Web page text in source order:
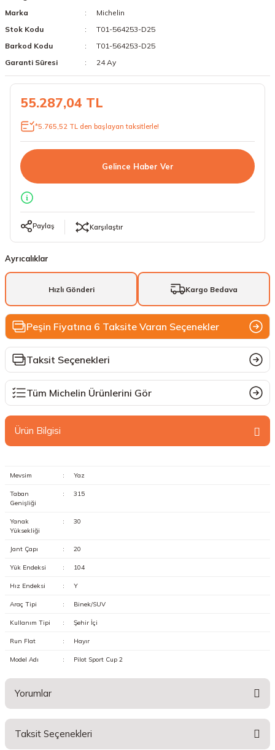
19 Lastikler
20 Lastikler
23 Lastikler
Marka
Michelin
Stok Kodu
T01-564253-D25
Barkod Kodu
T01-564253-D25
Garanti Süresi
24 Ay
55.287,04 TL
*5.765,52 TL den başlayan taksitlerle!
Gelince Haber Ver
Paylaş Karşılaştır
Ayrıcalıklar
Hızlı Gönderi Kargo Bedava
Peşin Fiyatına 6 Taksite Varan Seçenekler
Taksit Seçenekleri
Tüm Michelin Ürünlerini Gör
Ürün Bilgisi
Mevsim : Yaz
Taban
Genişliği
: 315
Yanak
Yüksekliği
: 30
Jant Çapı : 20
Yük Endeksi : 104
Hız Endeksi : Y
Araç Tipi : Binek/SUV
Kullanım Tipi : Şehir İçi
Run Flat : Hayır
Model Adı : Pilot Sport Cup 2
Yorumlar
Taksit Seçenekleri